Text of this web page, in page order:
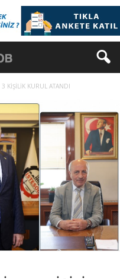
KİŞİLİK KURUL ATANDI